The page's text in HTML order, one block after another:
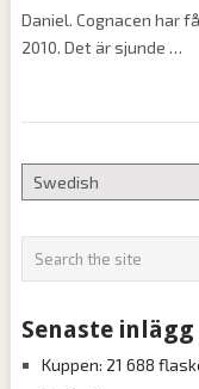
Daniel. Cognacen har
2010. Det är sjunde
Senaste inlägg
Kuppen: 21 688